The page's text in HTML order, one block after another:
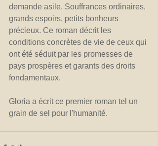
demande asile. Souffrances ordinaires,
grands espoirs, petits bonheurs
précieux. Ce roman décrit les
conditions concrètes de vie de ceux qui
ont été séduit par les promesses de
pays prospères et garants des droits
fondamentaux.
Gloria a écrit ce premier roman tel un
grain de sel pour l'humanité.